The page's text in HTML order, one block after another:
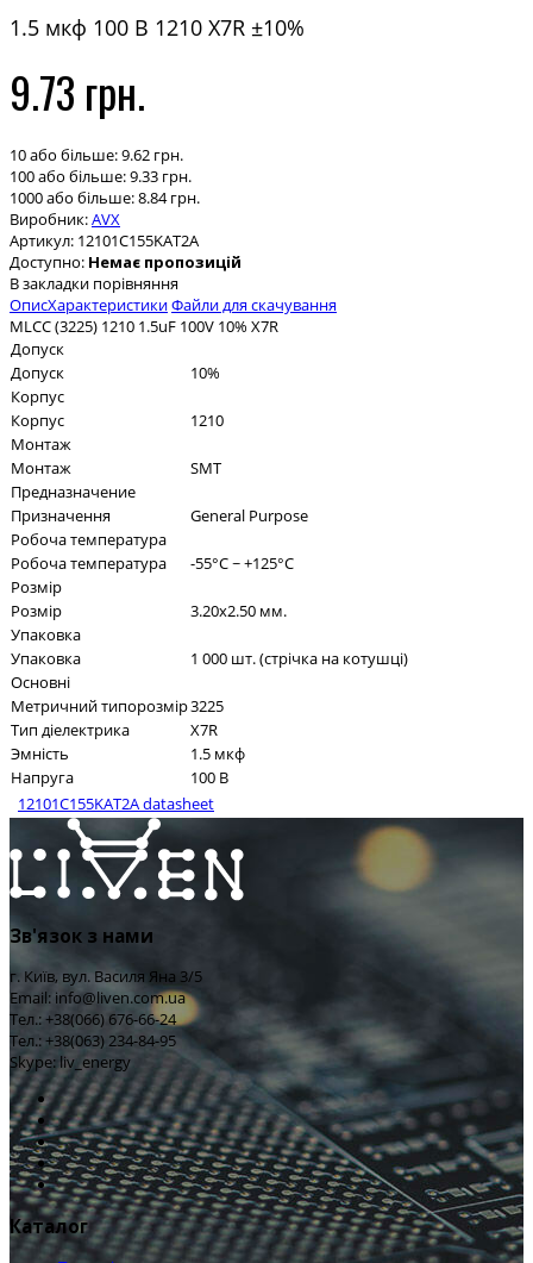
1.5 мкф 100 В 1210 X7R ±10%
9.73 грн.
10 або більше: 9.62 грн.
100 або більше: 9.33 грн.
1000 або більше: 8.84 грн.
Виробник:AVX
Артикул: 12101C155KAT2A
Доступно: Немає пропозицій
В закладки порівняння
ОписХарактеристикиФайли для скачування
MLCC (3225) 1210 1.5uF 100V 10% X7R
Допуск
Допуск
10%
Корпус
Корпус
1210
Монтаж
Монтаж
SMT
Предназначение
Призначення
General Purpose
Робоча температура
Робоча температура
-55°C ~ +125°C
Розмір
Розмір
3.20x2.50 мм.
Упаковка
Упаковка
1 000 шт. (стрічка на котушці)
Основні
Метричний типорозмір3225
Тип діелектрика
X7R
Эмність
1.5 мкф
Напруга
100 В
12101C155KAT2A datasheet
Зв'язок з нами
г. Київ, вул. Василя Яна 3/5
Email: info@liven.com.ua
Тел.: +38(066) 676-66-24
Тел.: +38(063) 234-84-95
Skype: liv_energy
Каталог